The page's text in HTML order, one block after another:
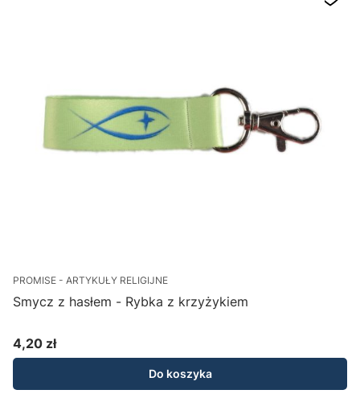
PROMISE - ARTYKUŁY RELIGIJNE
Smycz z hasłem - Rybka z krzyżykiem
Cena
4,20 zł
Do koszyka